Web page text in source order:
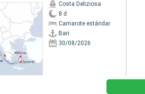
Costa Deliziosa
8 d
Camarote estándar
Bari
30/08/2026